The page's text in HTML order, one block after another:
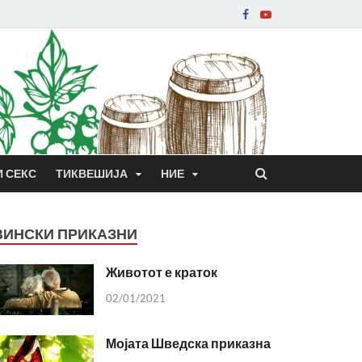
СЕКС ТИКВЕШИЈА НИЕ
ПРИКАЗНИ
Животот е краток
02/01/2021
Мојата Шведска приказна